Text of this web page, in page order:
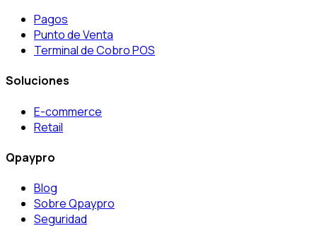
Pagos
Punto de Venta
Terminal de Cobro POS
Soluciones
E-commerce
Retail
Qpaypro
Blog
Sobre Qpaypro
Seguridad